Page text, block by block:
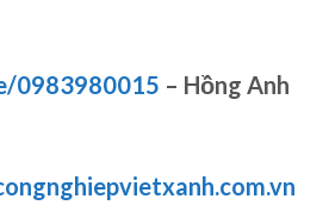
0983980015 – Hồng Anh